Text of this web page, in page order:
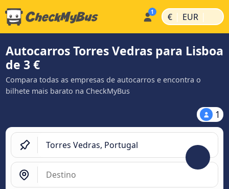
€ | EUR |
Autocarros Torres Vedras para Lisboa
de 3 €
Compara todas as empresas de autocarros e encontra o
bilhete mais barato na CheckMyBus
1